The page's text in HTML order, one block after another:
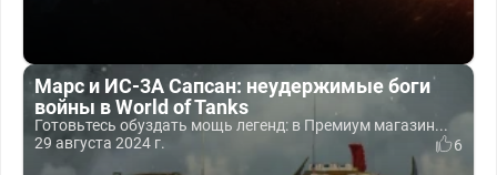
Марс и ИС-3А Сапсан: неудержимые боги
войны в World of Tanks
Готовьтесь обуздать мощь легенд: в Премиум магазин...
29 августа 2024 г.
6